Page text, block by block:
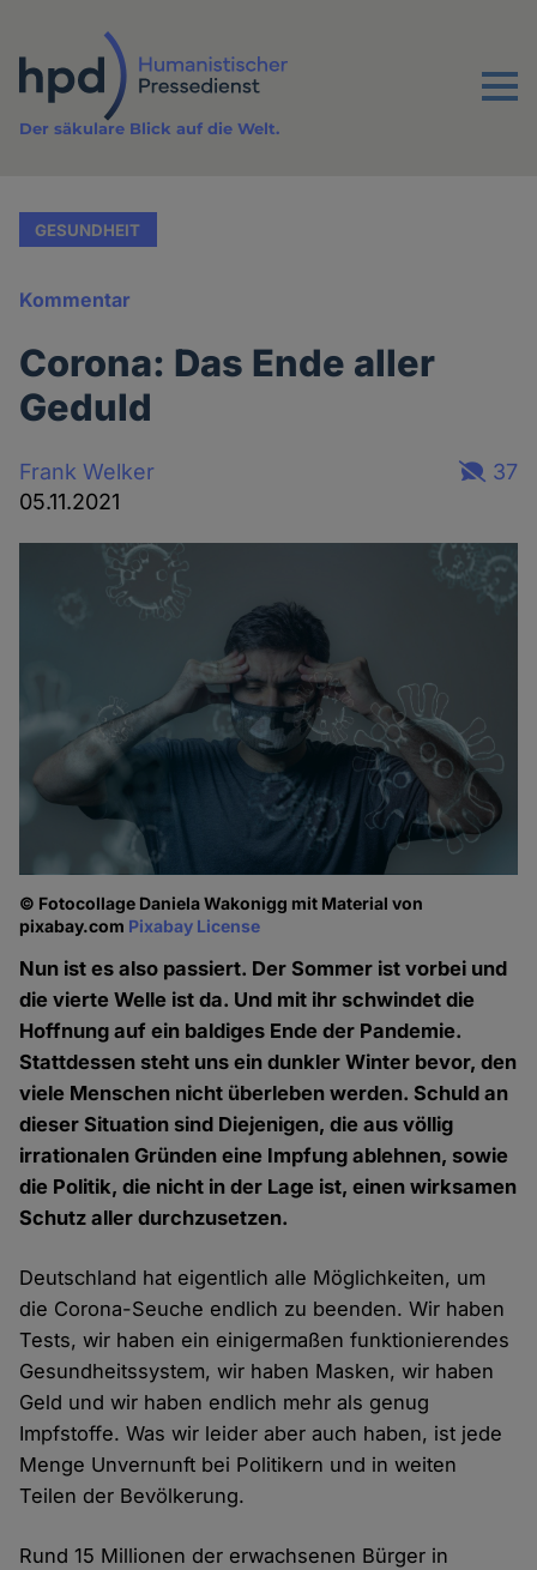
Inhalt
Menu
Der säkulare Blick auf die Welt.
GESUNDHEIT
Kommentar
Corona: Das Ende aller
Geduld
Frank Welker
05.11.2021
37
© Fotocollage Daniela Wakonigg mit Material von
pixabay.com Pixabay License
Nun ist es also passiert. Der Sommer ist vorbei und
die vierte Welle ist da. Und mit ihr schwindet die
Hoffnung auf ein baldiges Ende der Pandemie.
Stattdessen steht uns ein dunkler Winter bevor, den
viele Menschen nicht überleben werden. Schuld an
dieser Situation sind Diejenigen, die aus völlig
irrationalen Gründen eine Impfung ablehnen, sowie
die Politik, die nicht in der Lage ist, einen wirksamen
Schutz aller durchzusetzen.
Deutschland hat eigentlich alle Möglichkeiten, um
die Corona-Seuche endlich zu beenden. Wir haben
Tests, wir haben ein einigermaßen funktionierendes
Gesundheitssystem, wir haben Masken, wir haben
Geld und wir haben endlich mehr als genug
Impfstoffe. Was wir leider aber auch haben, ist jede
Menge Unvernunft bei Politikern und in weiten
Teilen der Bevölkerung.
Rund 15 Millionen der erwachsenen Bürger in